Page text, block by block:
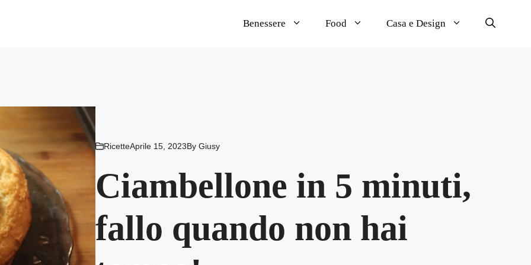
Benessere Food Casa e Design
RicetteAprile 15, 2023By Giusy
Ciambellone in 5 minuti,
fallo quando non hai